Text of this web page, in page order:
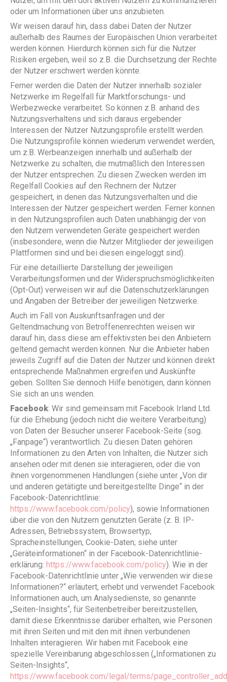
oder um Informationen über uns anzubieten.
Wir weisen darauf hin, dass dabei Daten der Nutzer
außerhalb des Raumes der Europäischen Union verarbeitet
werden können. Hierdurch können sich für die Nutzer
Risiken ergeben, weil so z.B. die Durchsetzung der Rechte
der Nutzer erschwert werden könnte.
Ferner werden die Daten der Nutzer innerhalb sozialer
Netzwerke im Regelfall für Marktforschungs- und
Werbezwecke verarbeitet. So können z.B. anhand des
Nutzungsverhaltens und sich daraus ergebender
Interessen der Nutzer Nutzungsprofile erstellt werden.
Die Nutzungsprofile können wiederum verwendet werden,
um z.B. Werbeanzeigen innerhalb und außerhalb der
Netzwerke zu schalten, die mutmaßlich den Interessen
der Nutzer entsprechen. Zu diesen Zwecken werden im
Regelfall Cookies auf den Rechnern der Nutzer
gespeichert, in denen das Nutzungsverhalten und die
Interessen der Nutzer gespeichert werden. Ferner können
in den Nutzungsprofilen auch Daten unabhängig der von
den Nutzern verwendeten Geräte gespeichert werden
(insbesondere, wenn die Nutzer Mitglieder der jeweiligen
Plattformen sind und bei diesen eingeloggt sind).
Für eine detaillierte Darstellung der jeweiligen
Verarbeitungsformen und der Widerspruchsmöglichkeiten
(Opt-Out) verweisen wir auf die Datenschutzerklärungen
und Angaben der Betreiber der jeweiligen Netzwerke.
Auch im Fall von Auskunftsanfragen und der
Geltendmachung von Betroffenenrechten weisen wir
darauf hin, dass diese am effektivsten bei den Anbietern
geltend gemacht werden können. Nur die Anbieter haben
jeweils Zugriff auf die Daten der Nutzer und können direkt
entsprechende Maßnahmen ergreifen und Auskünfte
geben. Sollten Sie dennoch Hilfe benötigen, dann können
Sie sich an uns wenden.
Facebook: Wir sind gemeinsam mit Facebook Irland Ltd.
für die Erhebung (jedoch nicht die weitere Verarbeitung)
von Daten der Besucher unserer Facebook-Seite (sog.
„Fanpage“) verantwortlich. Zu diesen Daten gehören
Informationen zu den Arten von Inhalten, die Nutzer sich
ansehen oder mit denen sie interagieren, oder die von
ihnen vorgenommenen Handlungen (siehe unter „Von dir
und anderen getätigte und bereitgestellte Dinge“ in der
Facebook-Datenrichtlinie:
https://www.facebook.com/policy), sowie Informationen
über die von den Nutzern genutzten Geräte (z. B. IP-
Adressen, Betriebssystem, Browsertyp,
Spracheinstellungen, Cookie-Daten; siehe unter
„Geräteinformationen“ in der Facebook-Datenrichtlinie-
erklärung: https://www.facebook.com/policy). Wie in der
Facebook-Datenrichtlinie unter „Wie verwenden wir diese
Informationen?“ erläutert, erhebt und verwendet Facebook
Informationen auch, um Analysedienste, so genannte
„Seiten-Insights“, für Seitenbetreiber bereitzustellen,
damit diese Erkenntnisse darüber erhalten, wie Personen
mit ihren Seiten und mit den mit ihnen verbundenen
Inhalten interagieren. Wir haben mit Facebook eine
spezielle Vereinbarung abgeschlossen („Informationen zu
Seiten-Insights“,
https://www.facebook.com/legal/terms/